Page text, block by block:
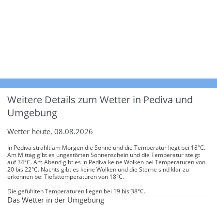
Weitere Details zum Wetter in Pediva und
Umgebung
Wetter heute, 08.08.2026
In Pediva strahlt am Morgen die Sonne und die Temperatur liegt bei 18°C.
Am Mittag gibt es ungestörten Sonnenschein und die Temperatur steigt
auf 34°C. Am Abend gibt es in Pediva keine Wolken bei Temperaturen von
20 bis 22°C. Nachts gibt es keine Wolken und die Sterne sind klar zu
erkennen bei Tiefsttemperaturen von 18°C.
Die gefühlten Temperaturen liegen bei 19 bis 38°C.
Das Wetter in der Umgebung